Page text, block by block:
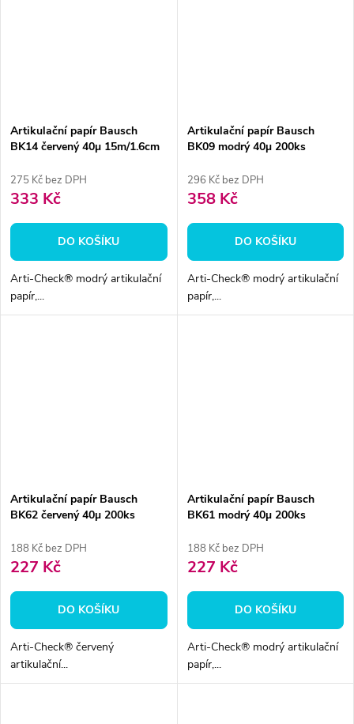
Artikulační papír Bausch
BK14 červený 40µ 15m/1.6cm
275 Kč bez DPH
333 Kč
DO KOŠÍKU
Arti-Check® modrý artikulační
papír,...
Artikulační papír Bausch
BK09 modrý 40µ 200ks
296 Kč bez DPH
358 Kč
DO KOŠÍKU
Arti-Check® modrý artikulační
papír,...
Artikulační papír Bausch
BK62 červený 40µ 200ks
188 Kč bez DPH
227 Kč
DO KOŠÍKU
Arti-Check® červený
artikulační...
Artikulační papír Bausch
BK61 modrý 40µ 200ks
188 Kč bez DPH
227 Kč
DO KOŠÍKU
Arti-Check® modrý artikulační
papír,...